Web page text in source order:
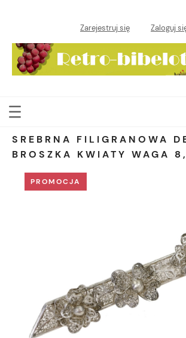
Zarejestruj się Zaloguj
SREBRNA FILIGRANOWA
BROSZKA KWIATY WAGA
PROMOCJA